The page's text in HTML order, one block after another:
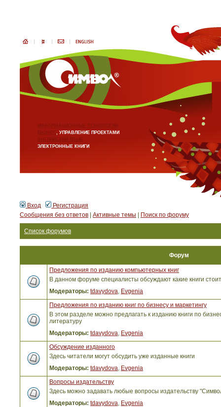
ИНФОРМАЦИОННЫЕ ТЕХНОЛОГИИ
БИЗНЕС, УПРАВЛЕНИЕ ПРОЕКТАМИ
АНГЛИЙСКИЙ ЯЗЫК
ЭЛЕКТРОННЫЕ КНИГИ
Вход
Регистрация
Сообщения без ответов
Активные темы Поиск по форуму
Список форумов
Форум
Предложения по изданию компьютерных книг
В данном форуме специалисты обсуждают какие книги
Модераторы: tdavydova, Evgenia
Предложения по изданию книг по бизнесу и маркетингу
В этом разделе можно предлагать к изданию книги по
литературу
Модераторы: tdavydova, Evgenia
Обсуждение изданного
Здесь читатели могут обсудить уже изданные книги
Модераторы: tdavydova, Evgenia
Вопросы издательству
Здесь можно задавать любые вопросы издательству
Модераторы: tdavydova, Evgenia